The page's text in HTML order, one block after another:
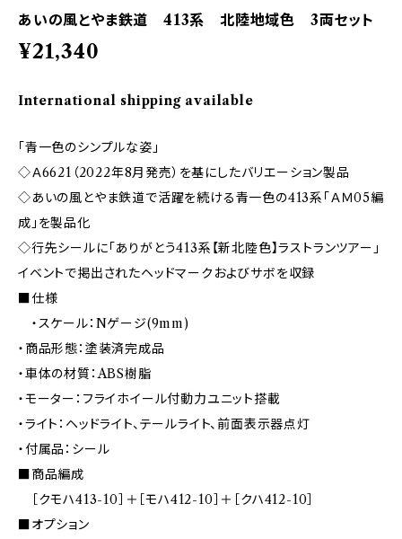
あいの風とやま鉄道 413系 北陸地域色 3両セット
¥21,340
International shipping available
「青一色のシンプルな姿」
◇Ａ6621（2022年8月発売）を基にしたバリエーション製品
◇あいの風とやま鉄道で活躍を続ける青一色の413系「ＡＭ05編
成」を製品化
◇行先シールに「ありがとう413系【新北陸色】ラストランツアー」
イベントで掲出されたヘッドマークおよびサボを収録
■仕様
・スケール：Nゲージ(9mm)
・商品形態：塗装済完成品
・車体の材質：ABS樹脂
・モーター：フライホイール付動力ユニット搭載
・ライト：ヘッドライト、テールライト、前面表示器点灯
・付属品：シール
■商品編成
［クモハ413-10］＋［モハ412-10］＋［クハ412-10］
■オプション